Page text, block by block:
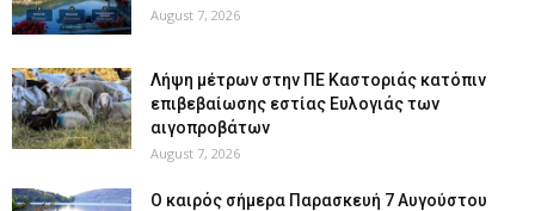
August 7, 2026
Λήψη μέτρων στην ΠΕ Καστοριάς κατόπιν
επιβεβαίωσης εστίας Ευλογιάς των
αιγοπροβάτων
August 7, 2026
Ο καιρός σήμερα Παρασκευή 7 Αυγούστου